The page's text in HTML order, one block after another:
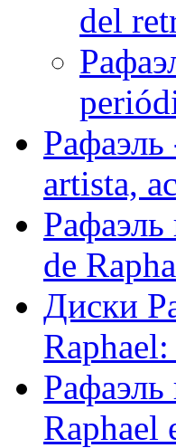
del
Рафаэль
artista,
de
Диски
Raphael